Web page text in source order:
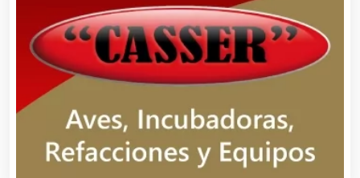
Clínicas y Hospitales
Clubes Deportivos
Cocinas Integrales